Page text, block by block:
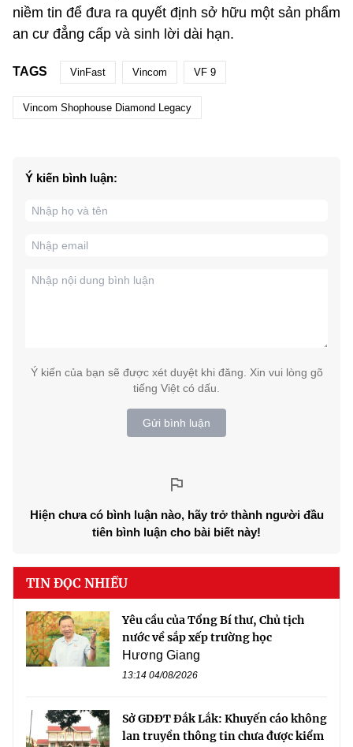
niềm tin để đưa ra quyết định sở hữu một sản phẩm
an cư đẳng cấp và sinh lời dài hạn.
TAGS VinFast Vincom VF 9
Vincom Shophouse Diamond Legacy
Ý kiến bình luận:
Ý kiến của bạn sẽ được xét duyệt khi đăng. Xin vui lòng gõ
tiếng Việt có dấu.
Gửi bình luận
Hiện chưa có bình luận nào, hãy trở thành người đầu
tiên bình luận cho bài biết này!
TIN ĐỌC NHIỀU
Yêu cầu của Tổng Bí thư, Chủ tịch
nước về sắp xếp trường học
Hương Giang
13:14 04/08/2026
Sở GDĐT Đắk Lắk: Khuyến cáo không
lan truyền thông tin chưa được kiểm